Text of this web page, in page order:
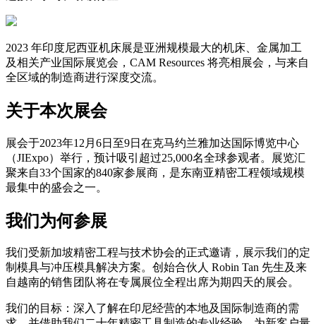
2023 年印度尼西亚机床展是亚洲规模最大的机床、金属加工
及相关产业国际展览会，CAM Resources 将亮相展会，与来自
全区域的制造商进行深度交流。
关于本次展会
展会于2023年12月6日至9日在克马约兰雅加达国际博览中心
（JIExpo）举行，预计吸引超过25,000名全球参观者。展览汇
聚来自33个国家的840家参展商，是东南亚精密工程领域规模
最集中的盛会之一。
我们为何参展
我们受新加坡精密工程与技术协会的正式邀请，展示我们的定
制模具与冲压模具解决方案。创始合伙人 Robin Tan 先生及来
自越南的销售团队将在专属展位全程出席为期四天的展会。
我们的目标：深入了解在印尼经营的本地及国际制造商的需